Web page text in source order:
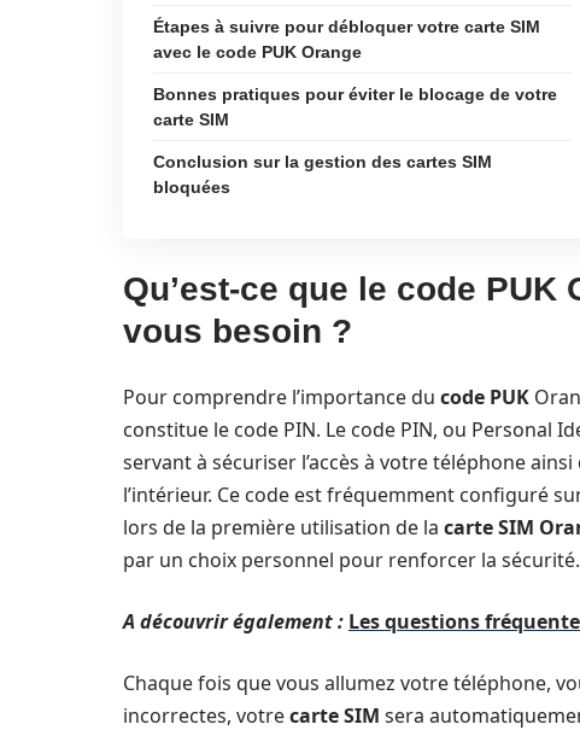
Étapes à suivre pour débloquer votre carte SIM
avec le code PUK Orange
Bonnes pratiques pour éviter le blocage de votre
carte SIM
Conclusion sur la gestion des cartes SIM
bloquées
Qu’est-ce que le code
vous besoin ?
Pour comprendre l’importance du code PUK
constitue le code PIN. Le code PIN, ou Personal
servant à sécuriser l’accès à votre téléphone
l’intérieur. Ce code est fréquemment configuré
lors de la première utilisation de la carte SIM
par un choix personnel pour renforcer la sécurité.
A découvrir également : Les questions
Chaque fois que vous allumez votre téléphone,
incorrectes, votrecarte SIM sera